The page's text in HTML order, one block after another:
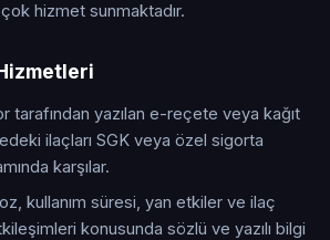
hizmet sunmaktadır.
tarafından yazılan e-reçete veya kağıt
ilaçları SGK veya özel sigorta
karşılar.
kullanım süresi, yan etkiler ve ilaç
konusunda sözlü ve yazılı bilgi